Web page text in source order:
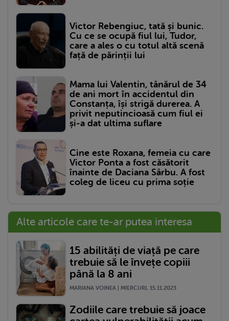
Victor Rebengiuc, tată și bunic.
Cu ce se ocupă fiul lui, Tudor,
care a ales o cu totul altă scenă
față de părinții lui
Mama lui Valentin, tânărul de 34
de ani mort în accidentul din
Constanța, își strigă durerea. A
privit neputincioasă cum fiul ei
și-a dat ultima suflare
Cine este Roxana, femeia cu care
Victor Ponta a fost căsătorit
înainte de Daciana Sârbu. A fost
coleg de liceu cu prima soție
Alte articole care te-ar putea interesa
15 abilități de viață pe care
trebuie să le învețe copiii
până la 8 ani
MARIANA VOINEA | MIERCURI, 15.11.2023
Zodiile care trebuie să joace